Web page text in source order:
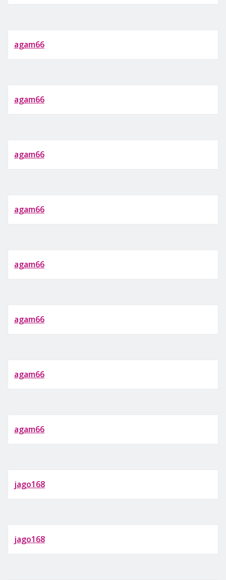
agam66
agam66
agam66
agam66
agam66
agam66
agam66
agam66
jago168
jago168